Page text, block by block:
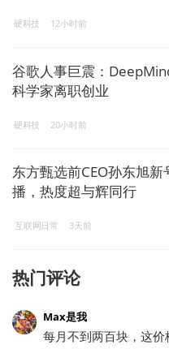
硬科技 12小时前
谷歌人事巨震：
科学家离职创业
硬科技 20小时前
东方甄选前CEO孙东旭新
播，热度超与辉同行
互联网日常 3天前
热门评论
Max是我
每月不到两百块，这价